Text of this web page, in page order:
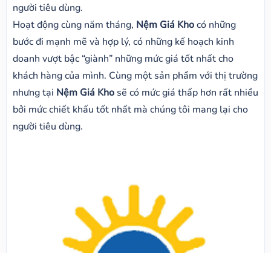
người tiêu dùng.
Hoạt động cùng năm tháng, Nệm Giá Khocó những
bước đi mạnh mẽ và hợp lý, có những kế hoạch kinh
doanh vượt bậc “giành” những mức giá tốt nhất cho
khách hàng của mình. Cùng một sản phẩm với thị trường
nhưng tại Nệm Giá Khosẽ có mức giá thấp hơn rất nhiều
bởi mức chiết khấu tốt nhất mà chúng tôi mang lại cho
người tiêu dùng.